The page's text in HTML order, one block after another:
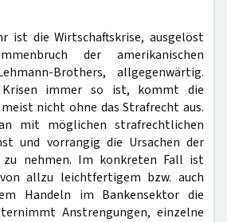
ist die Wirtschaftskrise, ausgelöst
der amerikanischen
Brothers, allgegenwärtig.
immer so ist, kommt die
nicht ohne das Strafrecht aus.
mit möglichen strafrechtlichen
und vorrangig die Ursachen der
nehmen. Im konkreten Fall ist
allzu leichtfertigem bzw. auch
Handeln im Bankensektor die
Anstrengungen, einzelne